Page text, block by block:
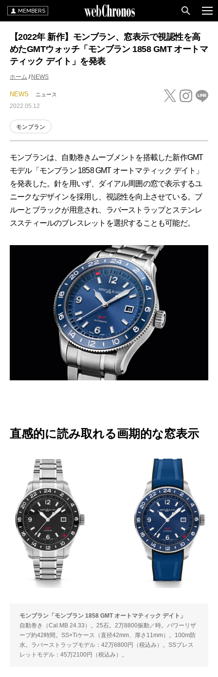
MEMBERS
【2022年 新作】モンブラン、窓表示で視認性を高
めたGMTウォッチ「モンブラン 1858 GMT オートマ
ティック デイト」を発表
ホーム NEWS
NEWS ニュース
2022.05.12
モンブラン
モンブランは、自動巻きムーブメントを搭載した新作GMT
モデル「モンブラン 1858 GMT オートマティック デイト」
を発表した。針を用いず、ダイアル周囲の窓で表示するユ
ニークなデザインを採用し、視認性を向上させている。ブ
ルーとブラックが用意され、ラバーストラップとステンレ
ススティールのブレスレットを選択することも可能だ。
直感的に読み取れる画期的な窓表示
モンブラン「モンブラン 1858 GMT オートマティック デイト」
自動巻き（Cal.MB 24.33）。25石。2万8800振動／時。パワーリザ
ーブ約42時間。SS×Tiケース（直径42mm、厚さ11mm）。100m防
水。ラバーストラップモデル：42万6800円（税込み）。SSブレス
レットモデル：45万2100円（税込み）。